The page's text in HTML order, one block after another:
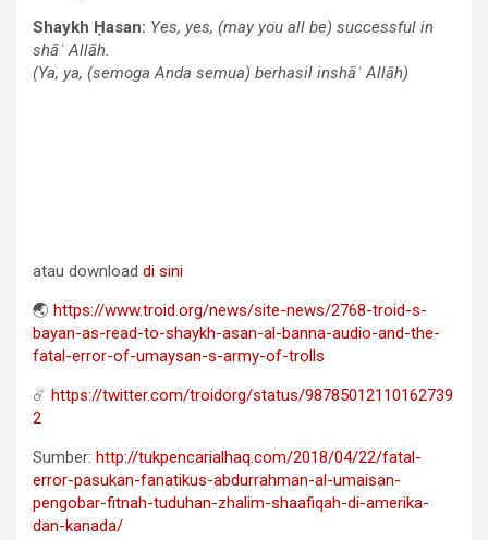
Shaykh Ḥasan: Yes, yes, (may you all be) successful in
shāʾ Allāh.
(Ya, ya, (semoga Anda semua) berhasil inshāʾ Allāh)
atau download di sini
🌏 https://www.troid.org/news/site-news/2768-troid-s-
bayan-as-read-to-shaykh-asan-al-banna-audio-and-the-
fatal-error-of-umaysan-s-army-of-trolls
☄️ https://twitter.com/troidorg/status/98785012110162739
2
Sumber: http://tukpencarialhaq.com/2018/04/22/fatal-
error-pasukan-fanatikus-abdurrahman-al-umaisan-
pengobar-fitnah-tuduhan-zhalim-shaafiqah-di-amerika-
dan-kanada/